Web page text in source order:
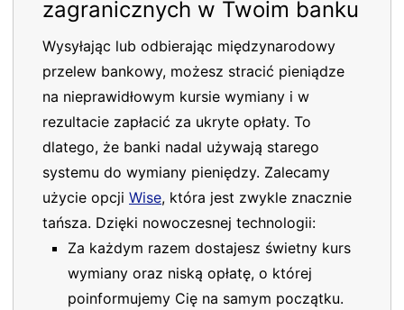
zagranicznych w Twoim banku
Wysyłając lub odbierając międzynarodowy
przelew bankowy, możesz stracić pieniądze
na nieprawidłowym kursie wymiany i w
rezultacie zapłacić za ukryte opłaty. To
dlatego, że banki nadal używają starego
systemu do wymiany pieniędzy. Zalecamy
użycie opcji Wise, która jest zwykle znacznie
tańsza. Dzięki nowoczesnej technologii:
Za każdym razem dostajesz świetny kurs
wymiany oraz niską opłatę, o której
poinformujemy Cię na samym początku.